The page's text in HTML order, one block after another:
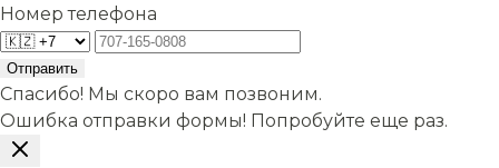
Номер телефона
Отправить
Спасибо! Мы скоро вам позвоним.
Ошибка отправки формы! Попробуйте еще раз.